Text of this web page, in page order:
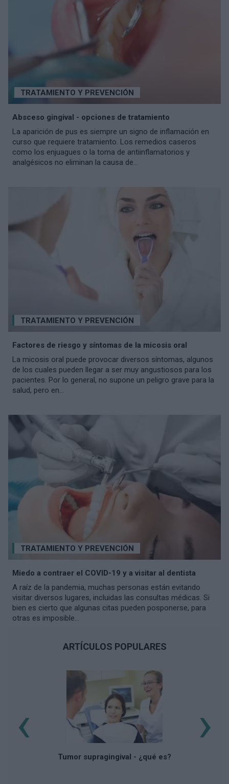
TRATAMIENTO Y PREVENCIÓN
Absceso gingival - opciones de tratamiento
La aparición de pus es siempre un signo de inflamación en
curso que requiere tratamiento. Los remedios caseros
como los enjuagues o la toma de antiinflamatorios y
analgésicos no eliminan la causa de...
TRATAMIENTO Y PREVENCIÓN
Factores de riesgo y síntomas de la micosis oral
La micosis oral puede provocar diversos síntomas, algunos
de los cuales pueden llegar a ser muy angustiosos para los
pacientes. Por lo general, no supone un peligro grave para la
salud, pero en...
TRATAMIENTO Y PREVENCIÓN
Miedo a contraer el COVID-19 y a visitar al dentista
A raíz de la pandemia, muchas personas están evitando
visitar diversos lugares, incluidas las consultas médicas. Si
bien es cierto que algunas citas pueden posponerse, para
otras es imposible...
ARTÍCULOS POPULARES
Tumor supragingival - ¿qué es?
‹ ›